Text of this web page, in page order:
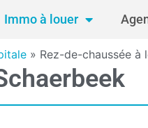
Immo à louer
» Rez-de-chaussée à